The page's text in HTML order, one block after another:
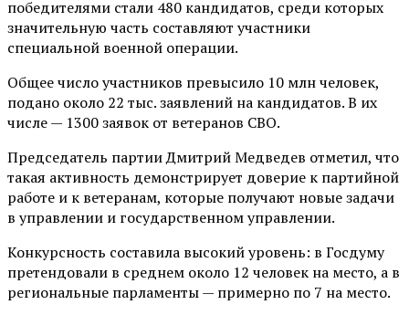
победителями стали 480 кандидатов, среди которых
значительную часть составляют участники
специальной военной операции.
Общее число участников превысило 10 млн человек,
подано около 22 тыс. заявлений на кандидатов. В их
числе — 1300 заявок от ветеранов СВО.
Председатель партии Дмитрий Медведев отметил, что
такая активность демонстрирует доверие к партийной
работе и к ветеранам, которые получают новые задачи
в управлении и государственном управлении.
Конкурсность составила высокий уровень: в Госдуму
претендовали в среднем около 12 человек на место, а в
региональные парламенты — примерно по 7 на место.